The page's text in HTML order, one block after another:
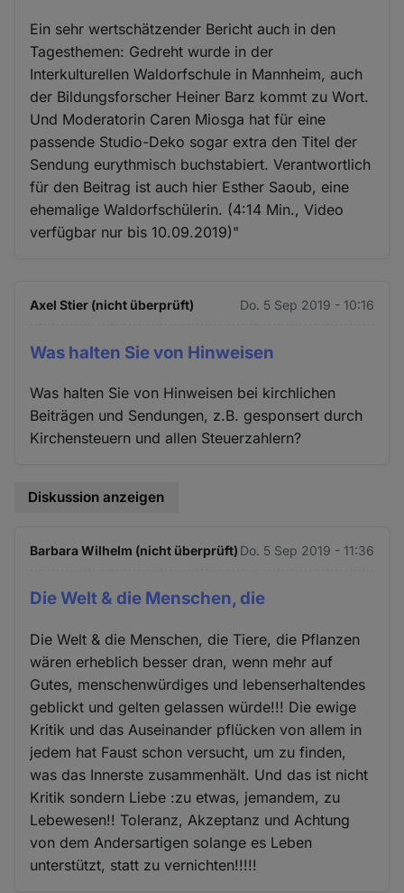
Ein sehr wertschätzender Bericht auch in den
Tagesthemen: Gedreht wurde in der
Interkulturellen Waldorfschule in Mannheim, auch
der Bildungsforscher Heiner Barz kommt zu Wort.
Und Moderatorin Caren Miosga hat für eine
passende Studio-Deko sogar extra den Titel der
Sendung eurythmisch buchstabiert. Verantwortlich
für den Beitrag ist auch hier Esther Saoub, eine
ehemalige Waldorfschülerin. (4:14 Min., Video
verfügbar nur bis 10.09.2019)"
Axel Stier (nicht überprüft) Do. 5 Sep 2019 - 10:16
Was halten Sie von Hinweisen
Was halten Sie von Hinweisen bei kirchlichen
Beiträgen und Sendungen, z.B. gesponsert durch
Kirchensteuern und allen Steuerzahlern?
Diskussion anzeigen
Barbara Wilhelm (nicht überprüft) Do. 5 Sep 2019 - 11:36
Die Welt & die Menschen, die
Die Welt & die Menschen, die Tiere, die Pflanzen
wären erheblich besser dran, wenn mehr auf
Gutes, menschenwürdiges und lebenserhaltendes
geblickt und gelten gelassen würde!!! Die ewige
Kritik und das Auseinander pflücken von allem in
jedem hat Faust schon versucht, um zu finden,
was das Innerste zusammenhält. Und das ist nicht
Kritik sondern Liebe :zu etwas, jemandem, zu
Lebewesen!! Toleranz, Akzeptanz und Achtung
von dem Andersartigen solange es Leben
unterstützt, statt zu vernichten!!!!!